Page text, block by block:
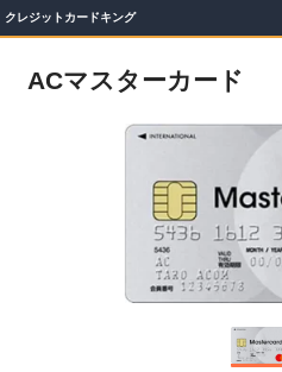
クレジットカードキング
ACマスターカード